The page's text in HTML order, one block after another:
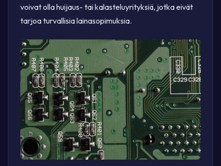
voivat olla huijaus- tai kalasteluyrityksiä, jotka eivät
tarjoa turvallisia lainasopimuksia.